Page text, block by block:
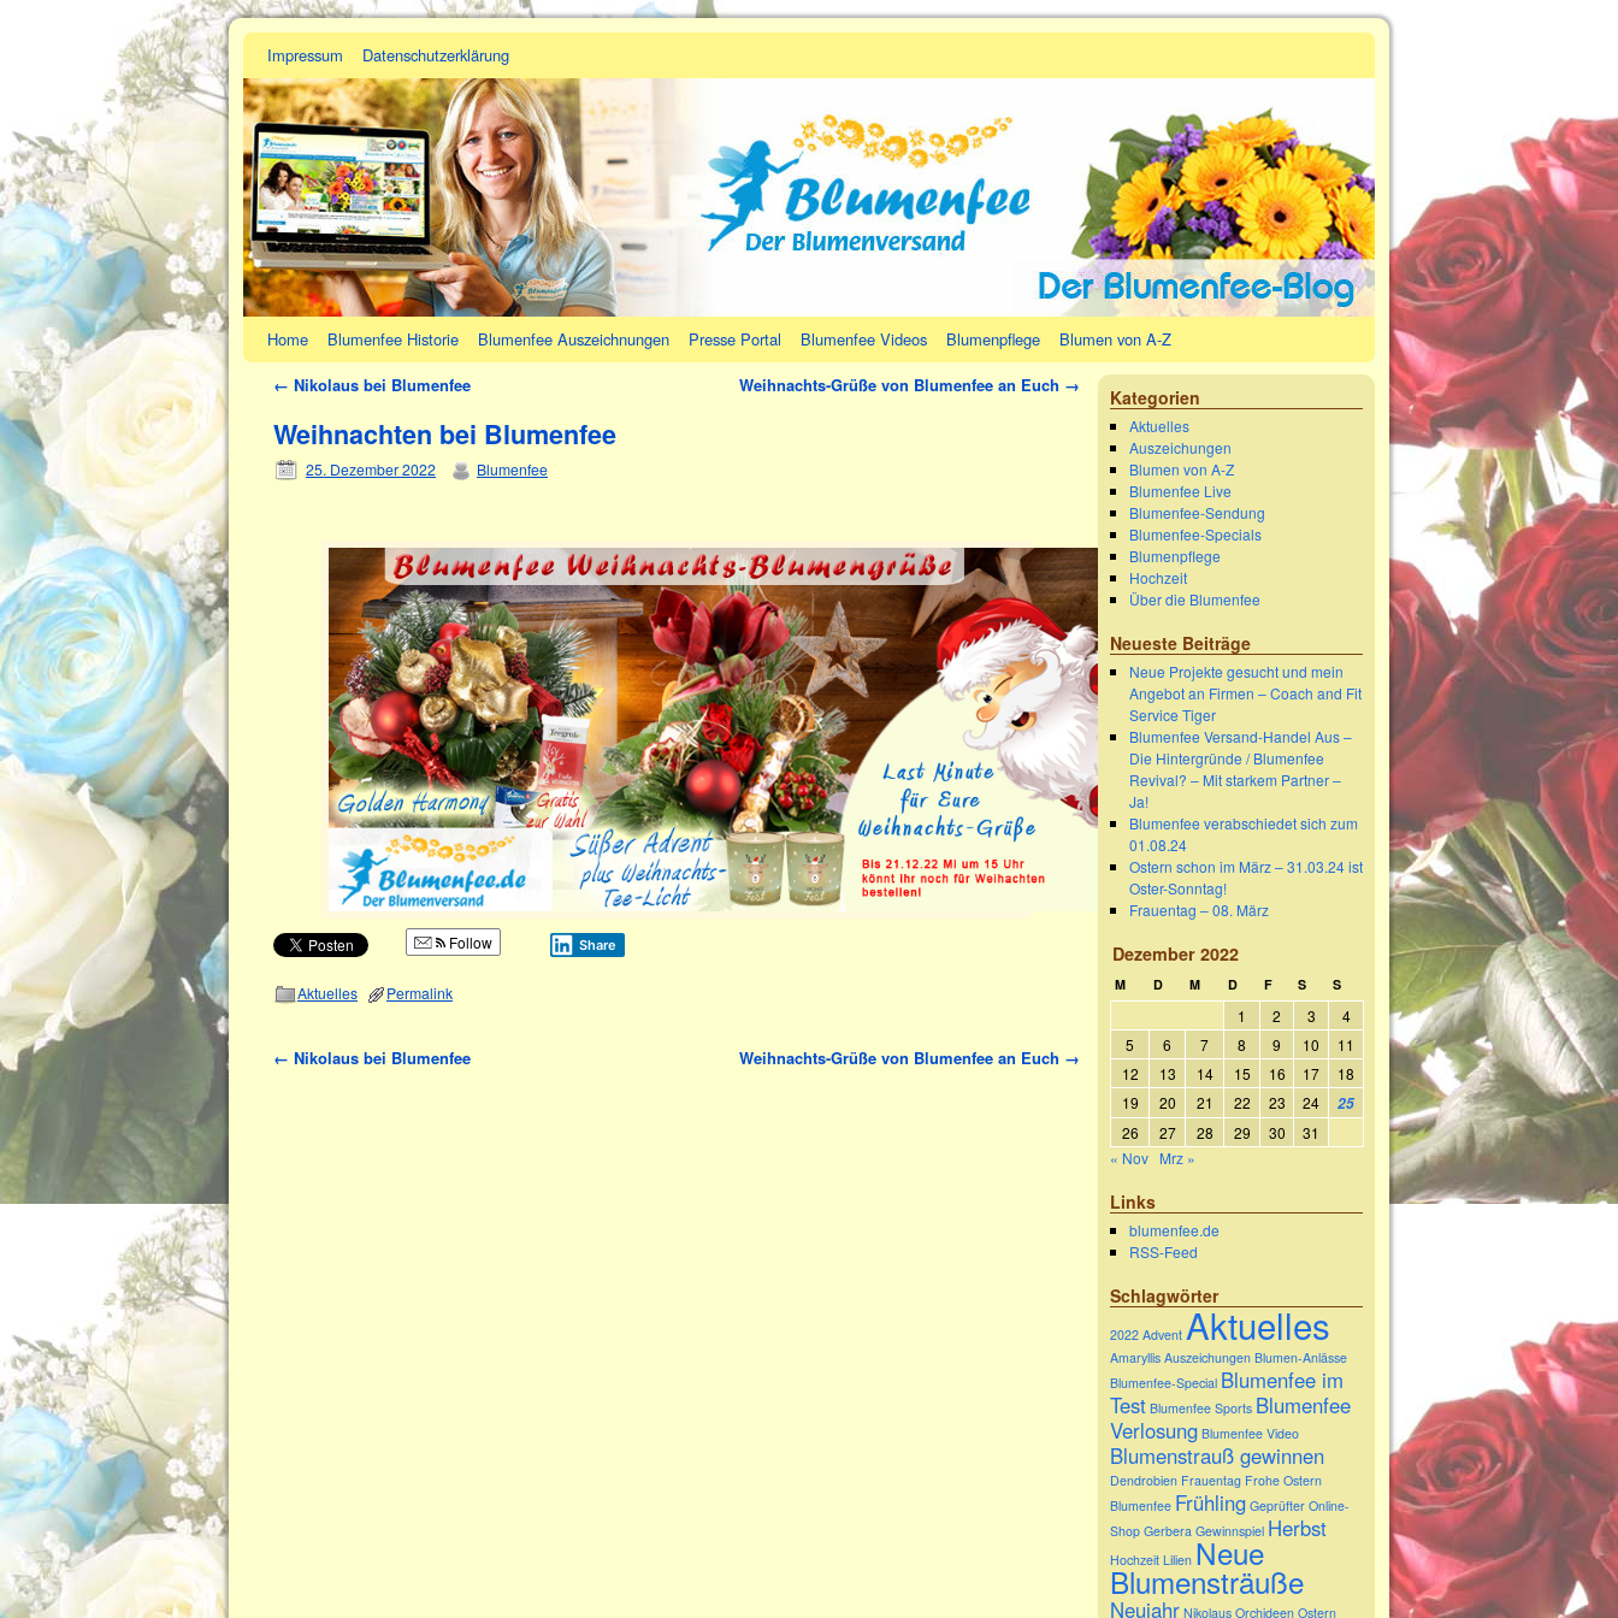
Impressum Datenschutzerklärung
Home Blumenfee Historie Blumenfee Auszeichnungen Presse Portal Blumenfee Videos Blumenpflege
Blumen von A-Z
← Nikolaus bei Blumenfee Weihnachts-Grüße von Blumenfee an Euch →
Weihnachten bei Blumenfee
25. Dezember 2022 Blumenfee
Follow Share
Aktuelles Permalink
← Nikolaus bei Blumenfee Weihnachts-Grüße von Blumenfee an Euch →
Kategorien
Aktuelles
Auszeichungen
Blumen von A-Z
Blumenfee Live
Blumenfee-Sendung
Blumenfee-Specials
Blumenpflege
Hochzeit
Über die Blumenfee
Neueste Beiträge
Neue Projekte gesucht und mein
Angebot an Firmen – Coach and Fit
Service Tiger
Blumenfee Versand-Handel Aus –
Die Hintergründe / Blumenfee
Revival? – Mit starkem Partner –
Ja!
Blumenfee verabschiedet sich zum
01.08.24
Ostern schon im März – 31.03.24 ist
Oster-Sonntag!
Frauentag – 08. März
Dezember 2022
M D M D F S S
1 2 3
4
5
6 7 8 9 10
11
12
13 14 15 16 17
18
19
20 21 22 23 24
25
26
27 28 29 30
31
« Nov Mrz »
Links
blumenfee.de
RSS-Feed
Schlagwörter
2022 Advent Aktuelles
Amaryllis Auszeichungen Blumen-Anlässe
Blumenfee-Special Blumenfee im
Test Blumenfee Sports Blumenfee
Verlosung Blumenfee Video
Blumenstrauß gewinnen
Dendrobien Frauentag Frohe Ostern
Blumenfee Frühling Geprüfter Online-
Shop Gerbera Gewinnspiel Herbst
Hochzeit Lilien Neue
Blumensträuße
Neujahr Nikolaus Orchideen Ostern